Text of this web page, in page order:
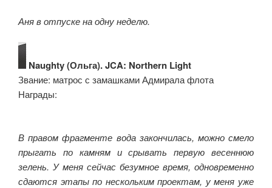
Аня в отпуске на одну неделю.
Naughty (Ольга). JCA: Northern Light
Звание: матрос с замашками Адмирала флота
Награды:
В правом фрагменте вода закончилась, можно смело
прыгать по камням и срывать первую весеннюю
зелень. У меня сейчас безумное время, одновременно
сдаются этапы по нескольким проектам, у меня уже